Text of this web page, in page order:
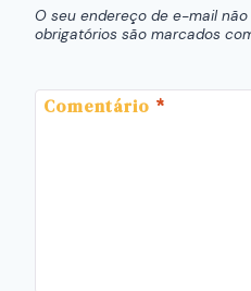
O seu endereço de e-mail
obrigatórios são marcados
Comentário *